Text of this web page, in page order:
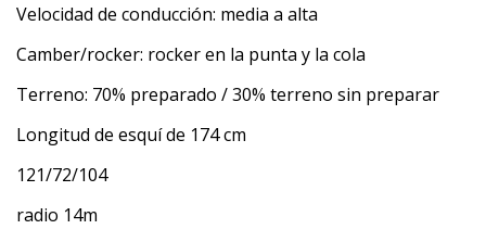
Velocidad de conducción: media a alta
Camber/rocker: rocker en la punta y la cola
Terreno: 70% preparado / 30% terreno sin preparar
Longitud de esquí de 174 cm
121/72/104
radio 14m